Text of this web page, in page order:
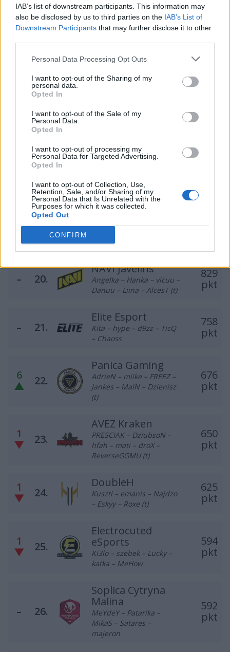
IAB’s list of downstream participants. This information may
also be disclosed by us to third parties on the IAB’s List of
Downstream Participants that may further disclose it to other
Personal Data Processing Opt Outs
I want to opt-out of the Sharing of my
personal data.
Opted In
I want to opt-out of the Sale of my
Personal Data.
Opted In
I want to opt-out of processing my
Personal Data for Targeted Advertising.
Opted In
I want to opt-out of Collection, Use,
Retention, Sale, and/or Sharing of my
Personal Data that Is Unrelated with the
Purposes for which it was collected.
Opted Out
CONFIRM
1
▼
15.
PGE Turów
Zgorzelec
1208
pkt
16.
ThunderFlash
Academy
1078
17.
next1me
18.
atoom – nicramo – fvbi –
olfii – RAKU
– 19.
– Crityourface
895
– 20.
NAVI Javelins
Angelka – Hanka – vicuu –
Danuu – Liina – AlcesT (t)
829
pkt
– 21.
Elite Esport
Kita – hype – d9zz – TicQ
– Chaoss
758
pkt
6
▲
22.
Panica Gaming
AdrieN – miike – FREEZ –
Jankes – MaiN – Dzienisz
(t)
676
pkt
1
▼
23.
AVEZ Kraken
PRESCIAK – DziubsoN –
hfah – mati – droX –
ReverseGGMU (t)
650
pkt
1
▼
24.
DoubleH
Kuszti – emanis – Najdzo
– Eskyy – Roxe (t)
625
pkt
1
▼
25.
Electrocuted
eSports
Ki3lo – szebek – Lucky –
katka – MeHow
594
pkt
– 26.
Soplica Cytryna
Malina
MeYdeY – Patarika –
MikaS – Satares –
majeron
592
pkt